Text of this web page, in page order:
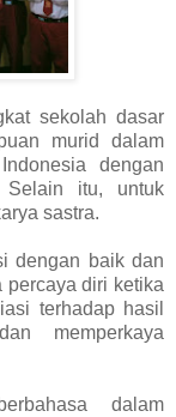
sekolah dasar
murid dalam
dengan
itu, untuk
sastra.
dengan baik dan
percaya diri ketika
terhadap hasil
memperkaya
dalam